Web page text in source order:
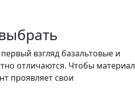
взгляд базальтовые и
отличаются. Чтобы материал
проявляет свои